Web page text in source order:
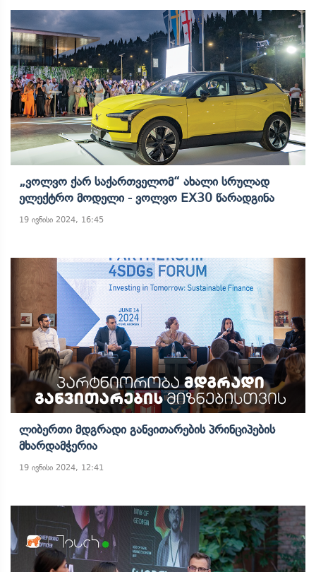
„ვოლვო Ქარ Საქართველომ“ Ახალი Სრულად
Ელექტრო Მოდელი - Ვოლვო EX30 Წარადგინა
19 ივნისი 2024, 16:45
Ლიბერთი Მდგრადი Განვითარების Პრინციპების
Მხარდამჭერია
19 ივნისი 2024, 12:41